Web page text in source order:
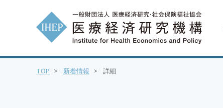
TOP > 新着情報 > 詳細